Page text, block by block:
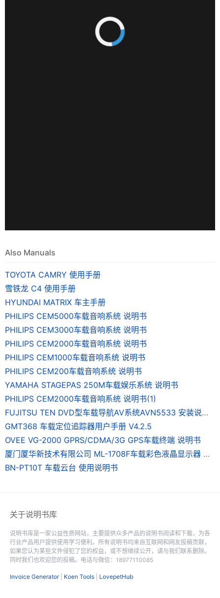
Also Manuals
TOYOTA CAMRY 使用手册
雪铁龙 C4 使用手册
HYUNDAI MATRIX 车主手册
PHILIPS CEM5000车载音响系统 说明书
PHILIPS CEM3000车载音响系统 说明书
PHILIPS CEM2000车载音响系统 说明书
PHILIPS CEM1000车载音响系统 说明书
PHILIPS CEM200车载音响系统 说明书
YAMAHA STAGEPAS 250M车载娱乐系统 说明书
PHILIPS CEM2000车载音响系统 说明书(1)
FUJITSU TEN DVD型车载导航AV系统AVN5533 安装说明书
GMT368 车载定位追踪器用户手册 V4.2.5
OVEE VG-2000 GPRS/CDMA/3G GPS车载终端 说明书
厦门厦华新技术有限公司 ML-1708F车载彩色液晶显示器 使用说明书
BN-PT10T 车载云台 使用说明书
关于说明书库
说明书库是一家公益性质网站，主要提供众多产品的说明书阅读和下载，为各
行业产品用户提供使用学习便利。所有说明书均来自互联网和网友投稿贡献，
如果您认为某些文件侵犯了您的权益，或不想继续公开，请与我们联系删除。
同时我们也欢迎您的投稿。电话与微信：18977110085
Invoice Generator| Koen Tools LovepetHub